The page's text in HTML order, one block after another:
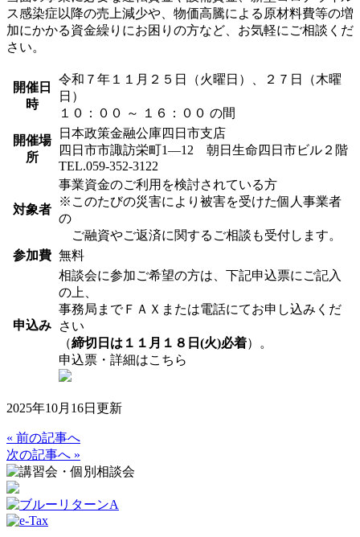
ス感染症以降の売上減少や、物価高騰による原材料費等の増
加にかかる資金繰りにお困りの方など、お気軽にご相談くだ
さい。
開催日
時
令和７年１１月２５日（火曜日）、２７日（木曜
日）
１０：００ ～ １６：００ の間
開催場
所
日本政策金融公庫四日市支店
四日市市諏訪栄町1—12 朝日生命四日市ビル２階
TEL.059-352-3122
対象者
事業資金のご利用を検討されている方
※このたびの災害により被害を受けた個人事業者
の
ご融資やご返済に関するご相談も受付します。
参加費 無料
申込み
相談会に参加ご希望の方は、下記申込票にご記入
の上、
事務局までＦＡＸまたは電話にてお申し込みくだ
さい
（締切日は１１月１８日(火)必着）。
申込票・詳細はこちら
2025年10月16日更新
« 前の記事へ
次の記事へ »